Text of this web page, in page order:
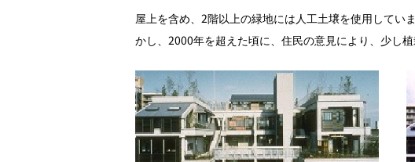
屋上を含め、2階以上の緑地には人工土壌を使用してい
かし、2000年を超えた頃に、住民の意見により、少し